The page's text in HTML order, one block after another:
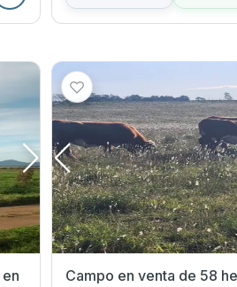
Campo en venta de 58